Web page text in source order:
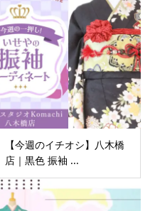
【今週のイチオシ】八木橋
店｜黒色 振袖 ...